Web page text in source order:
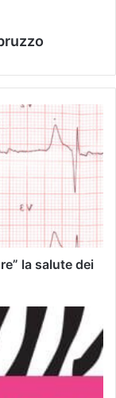
la salute dei